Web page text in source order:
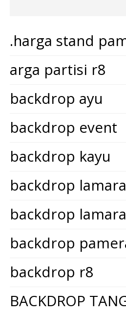
.harga stand
arga partisi r8
backdrop ayu
backdrop event
backdrop kayu
backdrop
backdrop
backdrop
backdrop r8
BACKDROP